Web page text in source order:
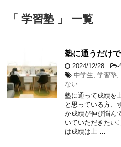
「 学習塾 」 一覧
塾に通うだけ
2024/12/28 -
中学生 学習塾
ない
塾に通って成績を
と思っている方、
か成績が伸び悩ん
いていただきたい
は成績は上 …